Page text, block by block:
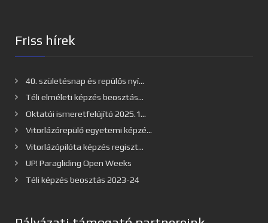
Friss hírek
40. születésnap és repülős nyí...
Téli elméleti képzés beosztás...
Oktatói ismeretfelújító 2025.1...
Vitorlázórepülő egyetemi képzé...
Vitorlázópilóta képzés regiszt...
UP! Paragliding Open Weeks
Téli képzés beosztás 2023-24